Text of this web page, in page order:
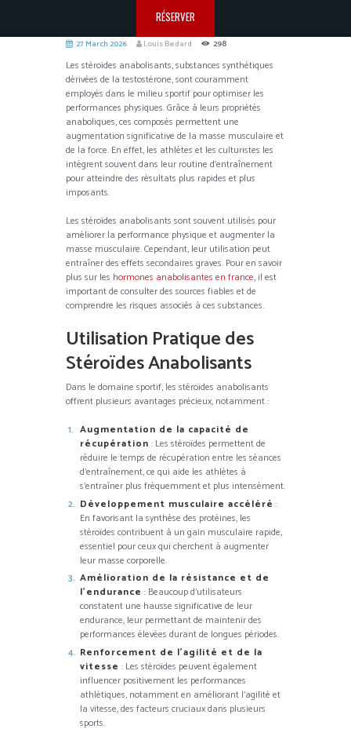
RÉSERVER
27 March 2026 Louis Bedard 298
Les stéroïdes anabolisants, substances synthétiques
dérivées de la testostérone, sont couramment
employés dans le milieu sportif pour optimiser les
performances physiques. Grâce à leurs propriétés
anaboliques, ces composés permettent une
augmentation significative de la masse musculaire et
de la force. En effet, les athlètes et les culturistes les
intègrent souvent dans leur routine d’entraînement
pour atteindre des résultats plus rapides et plus
imposants.
Les stéroïdes anabolisants sont souvent utilisés pour
améliorer la performance physique et augmenter la
masse musculaire. Cependant, leur utilisation peut
entraîner des effets secondaires graves. Pour en savoir
plus sur les hormones anabolisantes en france, il est
important de consulter des sources fiables et de
comprendre les risques associés à ces substances.
Utilisation Pratique des
Stéroïdes Anabolisants
Dans le domaine sportif, les stéroïdes anabolisants
offrent plusieurs avantages précieux, notamment :
Augmentation de la capacité de
récupération : Les stéroïdes permettent de
réduire le temps de récupération entre les séances
d’entraînement, ce qui aide les athlètes à
s’entraîner plus fréquemment et plus intensément.
Développement musculaire accéléré :
En favorisant la synthèse des protéines, les
stéroïdes contribuent à un gain musculaire rapide,
essentiel pour ceux qui cherchent à augmenter
leur masse corporelle.
Amélioration de la résistance et de
l’endurance : Beaucoup d’utilisateurs
constatent une hausse significative de leur
endurance, leur permettant de maintenir des
performances élevées durant de longues périodes.
Renforcement de l’agilité et de la
vitesse : Les stéroïdes peuvent également
influencer positivement les performances
athlétiques, notamment en améliorant l’agilité et
la vitesse, des facteurs cruciaux dans plusieurs
sports.